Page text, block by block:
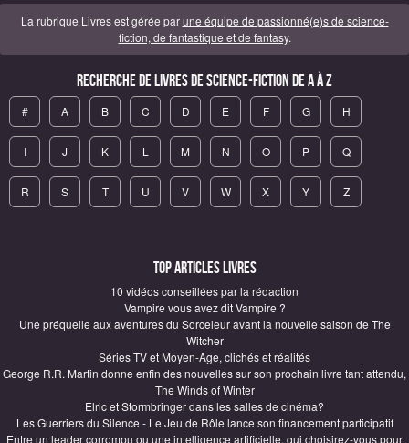
La rubrique Livres est gérée parune équipe de passionné(e)s de science-
fiction, de fantastique et de fantasy.
Recherche de Livres de science-fiction de A à Z
# A B C D E F G H
I J K L M N O P Q
R S T U V W X Y Z
Top articles Livres
10 vidéos conseillées par la rédaction
Vampire vous avez dit Vampire ?
Une préquelle aux aventures du Sorceleur avant la nouvelle saison de The
Witcher
Séries TV et Moyen-Age, clichés et réalités
George R.R. Martin donne enfin des nouvelles sur son prochain livre tant attendu,
The Winds of Winter
Elric et Stormbringer dans les salles de cinéma?
Les Guerriers du Silence - Le Jeu de Rôle lance son financement participatif
Entre un leader corrompu ou une intelligence artificielle, qui choisirez-vous pour